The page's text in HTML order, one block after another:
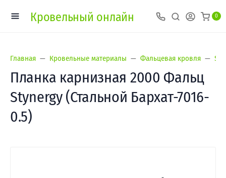
Кровельный онлайн 0
Главная Кровельные материалы Фальцевая кровля
Планка карнизная 2000 Фальц
Stynergy (Стальной Бархат-7016-
0.5)